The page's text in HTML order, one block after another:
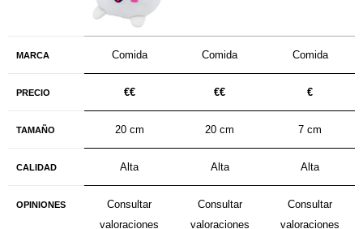
MARCA Comida Comida Comida
PRECIO €€ €€ €
TAMAÑO 20 cm 20 cm 7 cm
CALIDAD Alta Alta Alta
OPINIONES
Consultar
valoraciones
Consultar
valoraciones
Consultar
valoraciones